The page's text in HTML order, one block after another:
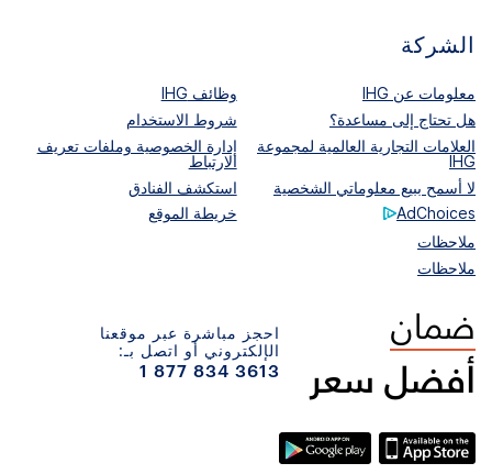
الشركة
معلومات عن IHG
وظائف IHG
هل تحتاج إلى مساعدة؟
شروط الاستخدام
العلامات التجارية العالمية لمجموعة
IHG
إدارة الخصوصية وملفات تعريف
الارتباط
لا أسمح ببيع معلوماتي الشخصية
استكشف الفنادق
AdChoices
خريطة الموقع
ملاحظات
ملاحظات
احجز مباشرة عبر موقعنا
الإلكتروني أو اتصل بـ:
1 877 834 3613